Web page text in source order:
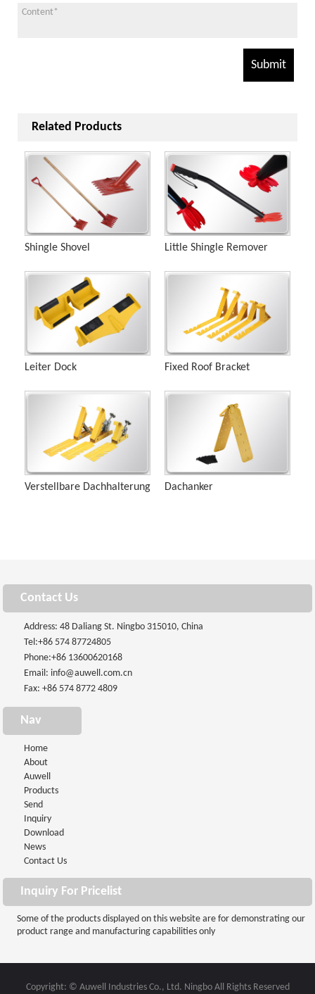
Related Products
Shingle Shovel Little Shingle Remover
Leiter Dock Fixed Roof Bracket
Verstellbare Dachhalterung Dachanker
Contact Us
Address: 48 Daliang St. Ningbo 315010, China
Tel:+86 574 87724805
Phone:+86 13600620168
Email: info@auwell.com.cn
Fax: +86 574 8772 4809
Nav
Home
About
Auwell
Products
Send
Inquiry
Download
News
Contact Us
Inquiry For Pricelist
Some of the products displayed on this website are for demonstrating our
product range and manufacturing capabilities only
Copyright: © Auwell Industries Co., Ltd. Ningbo All Rights Reserved